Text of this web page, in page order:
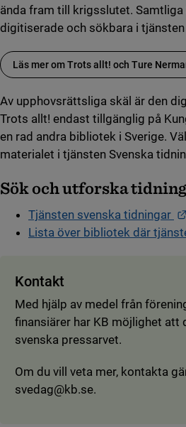
ända fram till krigsslutet.
digitiserade och sökbara i
Läs mer om Trots allt! och Ture
Av upphovsrättsliga skäl är den
Trots allt! endast tillgänglig på
en rad andra bibliotek i Sverige.
materialet i tjänsten Svenska
Sök och utforska
Tjänsten svenska tidningar
Lista över bibliotek där
Kontakt
Med hjälp av medel från
finansiärer har KB möjlighet att
svenska pressarvet.
Om du vill veta mer, kontakta
svedag@kb.se.